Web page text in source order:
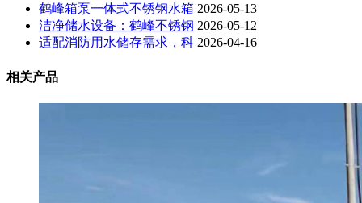
鹤峰箱泵一体式不锈钢水箱 2026-05-13
洁净储水设备：鹤峰不锈钢 2026-05-12
适配消防用水储存需求，科 2026-04-16
相关产品